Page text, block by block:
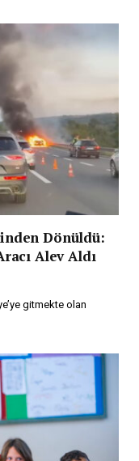
Dönüldü:
Alev Aldı
gitmekte olan